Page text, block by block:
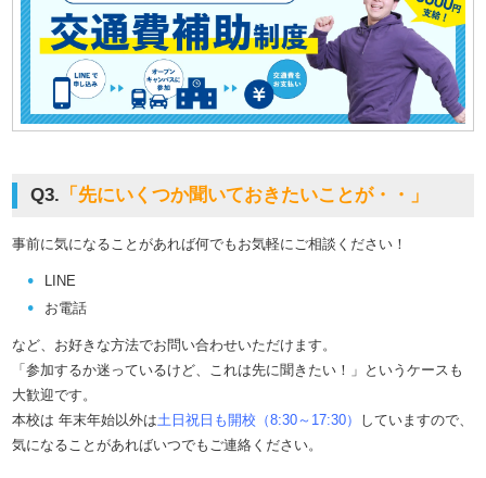
Q3. 「先にいくつか聞いておきたいことが・・」
事前に気になることがあれば何でもお気軽にご相談ください！
LINE
お電話
など、お好きな方法でお問い合わせいただけます。
「参加するか迷っているけど、これは先に聞きたい！」というケースも
大歓迎です。
本校は 年末年始以外は土日祝日も開校（8:30～17:30）
していますので、
気になることがあればいつでもご連絡ください。